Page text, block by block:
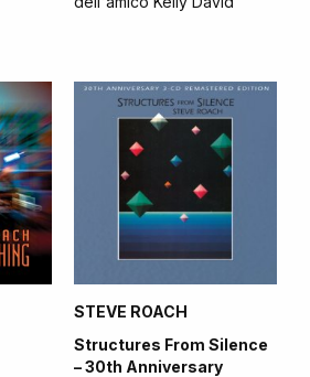
STEVE ROACH
Structures From Silence
– 30th Anniversary